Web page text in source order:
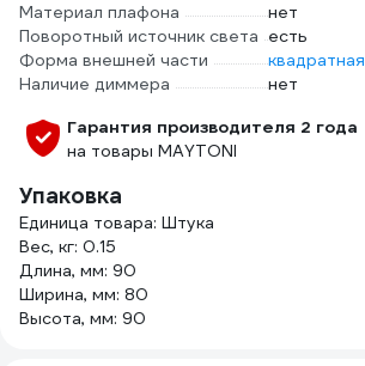
Материал плафона
нет
Поворотный источник света есть
Форма внешней части
квадратная
Наличие диммера
нет
Гарантия производителя 2 года
на товары MAYTONI
Упаковка
Единица товара: Штука
Вес, кг: 0.15
Длина, мм: 90
Ширина, мм: 80
Высота, мм: 90